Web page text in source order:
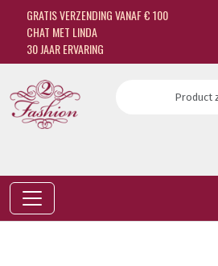
GRATIS VERZENDING VANAF € 100
CHAT MET LINDA
30 JAAR ERVARING